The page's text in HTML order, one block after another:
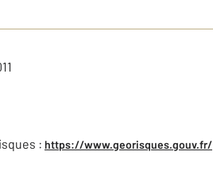
: https://www.georisques.gouv.fr/